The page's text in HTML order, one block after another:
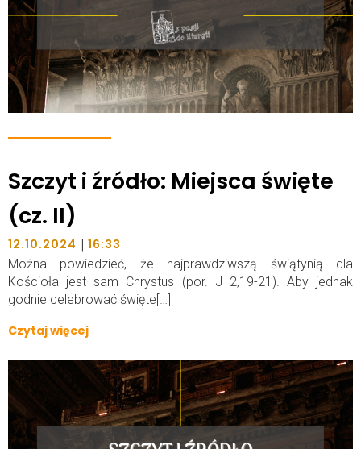
Szczyt i źródło: Miejsca święte
(cz. II)
12.10.2024 | 16:33
Można powiedzieć, że najprawdziwszą świątynią dla
Kościoła jest sam Chrystus (por. J 2,19-21). Aby jednak
godnie celebrować święte[…]
Czytaj więcej